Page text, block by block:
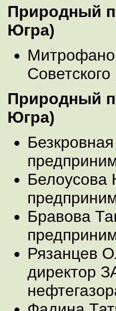
Природный
Югра)
Природный
Югра)
Белоусова
Бравова
Рязанцев
директор